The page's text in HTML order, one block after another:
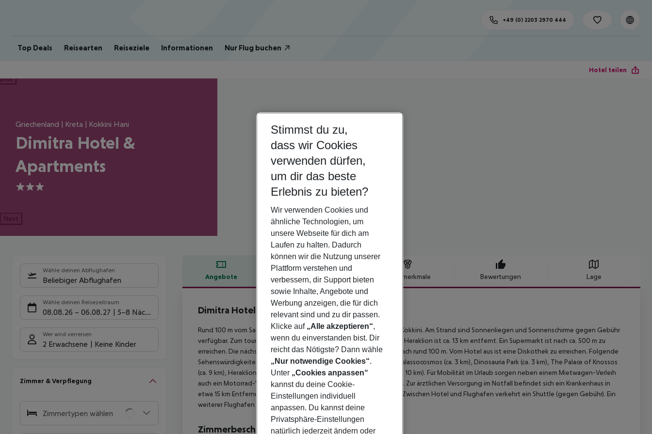
Top Deals Reisearten Reiseziele Informationen Nur Flug buchen
+49 (0) 2203 2970 444
Hotel teilen
Griechenland | Kreta | Kokkini Hani
Dimitra Hotel &
Apartments
3
Next
Wähle deinen Abflughafen
Beliebiger Abflughafen
Wähle deinen Reisezeitraum
08.08.26 – 06.08.27 5-8 Nächte
Wer wird verreisen
2 Erwachsene Keine Kinder
Zimmer & Verpflegung
Zimmertypen wählen
Angebote Hotelbeschreibung Hotelmerkmale Bewertungen Lage
Hotelbeschreibung
Dimitra Hotel & Apartments
3
Rund 100 m vom Sandstrand entfernt liegt das Hotel Dimitra Hotel Kokkini. Am Strand sind Sonnenliegen und Sonnenschirme gegen Gebühr
verfügbar. Zum touristischen Zentrum sind es nur ca. 100 m. Die Stadt Heraklion ist ca. 13 km entfernt. Ein Supermarkt ist nach ca. 500 m zu
erreichen. Die nächstgelegenen Bars und Restaurants erreichen Sie nach rund 100 m. Vom Hotel aus ist eine Diskothek zu erreichen. Folgende
Sehenswürdigkeiten sind vom Hotel aus erreichbar: Cretaquarium Thalassocosmos (ca. 3 km), Dinosauria Park (ca. 3 km), The Palace of Knossos
(ca. 9 km), Heraklion Archaeological Museum (ca. 10 km) und Koules (ca. 10 km). Für Mobilität im Urlaub sorgen neben einem Mietwagen-Verleih
auch ein Motorrad-Verleih und eine Bushaltestelle (ca. 50 m entfernt). Zur ärztlichen Versorgung im Notfall befindet sich ein Krankenhaus in
etwa 15 km Entfernung. Der Flughafen (CHQ) ist ca. 156 km entfernt. Zwischen Hotel und Flughafen verkehrt ein Shuttle (gegen Gebühr). Ein
weiterer Flughafen (HER) liegt in etwa 10 km Entfernung.
Zimmerbeschreibung
Stimmst du zu,
dass wir Cookies
verwenden dürfen,
um dir das beste
Erlebnis zu bieten?
Wir verwenden Cookies und
ähnliche Technologien, um
unsere Webseite für dich am
Laufen zu halten. Dadurch
können wir die Nutzung unserer
Plattform verstehen und
verbessern, dir Support bieten
sowie Inhalte, Angebote und
Werbung anzeigen, die für dich
relevant sind und zu dir passen.
Klicke auf „Alle akzeptieren“,
wenn du einverstanden bist. Dir
reicht das Nötigste? Dann wähle
„Nur notwendige Cookies“.
Unter „Cookies anpassen“
kannst du deine Cookie-
Einstellungen individuell
anpassen. Du kannst deine
Privatsphäre-Einstellungen
natürlich jederzeit ändern oder